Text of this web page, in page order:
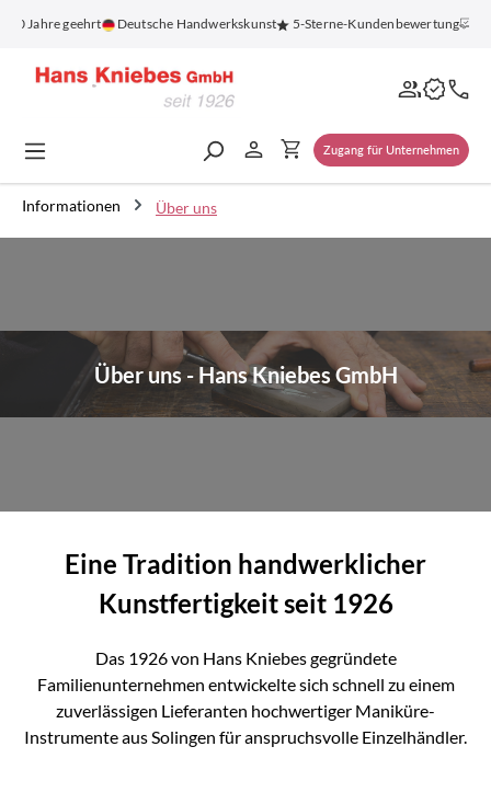
springen
Jahre geehrt Deutsche Handwerkskunst 5-Sterne-Kundenbewertung
Zugang für Unternehmen
Informationen Über uns
Über uns - Hans Kniebes GmbH
Eine Tradition handwerklicher
Kunstfertigkeit seit 1926
Das 1926 von Hans Kniebes gegründete
Familienunternehmen entwickelte sich schnell zu einem
zuverlässigen Lieferanten hochwertiger Maniküre-
Instrumente aus Solingen für anspruchsvolle Einzelhändler.